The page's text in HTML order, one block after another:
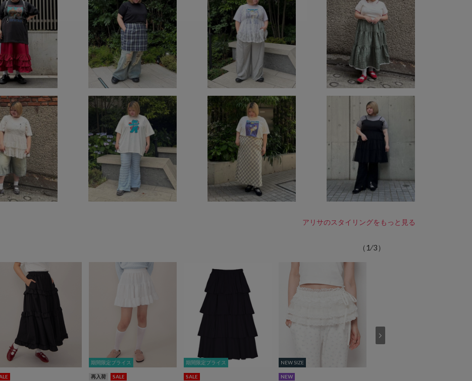
アリサのスタイリングをもっと見る
（1⁄3）
期間限定プライス
期間限定プライス
再入荷 SALE
期間限定プライス
期間限定プライス
SALE
NEW SIZE
NEW SIZE
NEW